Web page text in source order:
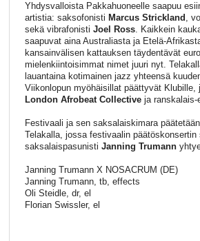
Yhdysvalloista Pakkahuoneelle saapuu
artistia: saksofonisti Marcus Strickland ,
sekä vibrafonisti Joel Ross. Kaikkein
saapuvat aina Australiasta ja Etelä-
kansainvälisen kattauksen täydentävät
mielenkiintoisimmat nimet juuri nyt.
lauantaina kotimainen jazz yhteensä
Viikonlopun myöhäisillat päättyvät Klubille,
London Afrobeat Collectiveja ranskalais-
Festivaali ja sen saksalaiskimara
Telakalla, jossa festivaalin päätöskonsertin
saksalaispasunisti Janning Trumann
Janning Trumann X NOSACRUM (DE)
Janning Trumann, tb, effects
Oli Steidle, dr, el
Florian Swissler, el